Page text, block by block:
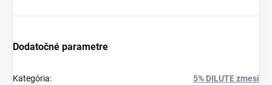
Dodatočné parametre
Kategória: 5% DILUTE zmesi